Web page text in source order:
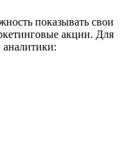
показывать свои
акции. Для
аналитики: